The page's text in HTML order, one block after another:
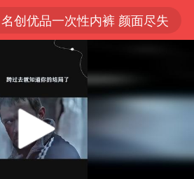
名创优品一次性内裤 颜面尽失
解锁各地夏日限定体验
四川宜宾市珙县发生3.4级地震
白海豚将正面袭击贯穿浙江